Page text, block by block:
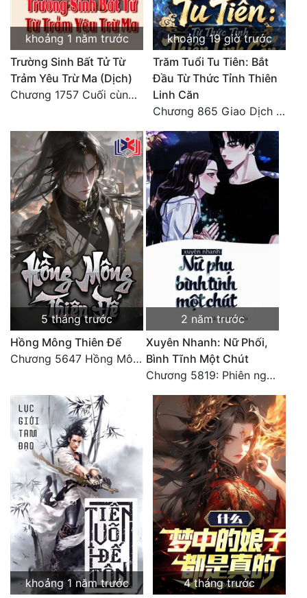
khoảng 1 năm trước
Trường Sinh Bất Tử Từ
Trảm Yêu Trừ Ma (Dịch)
Chương 1757 Cuối cùng được bình tĩnh (hết)
khoảng 19 giờ trước
Trăm Tuổi Tu Tiên: Bắt
Đầu Từ Thức Tỉnh Thiên
Linh Căn
Chương 865 Giao Dịch Chí Cao Tiên Thuật!
5 tháng trước
Hồng Mông Thiên Đế
Chương 5647 Hồng Mông Thiên Đế (HẾT)
2 năm trước
Xuyên Nhanh: Nữ Phối,
Bình Tĩnh Một Chút
Chương 5819: Phiên ngoại: Trở lại STARS [HẾT]
khoảng 1 năm trước
4 tháng trước